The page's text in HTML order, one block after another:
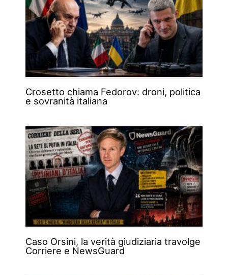
Crosetto chiama Fedorov: droni, politica
e sovranità italiana
Caso Orsini, la verità giudiziaria travolge
Corriere e NewsGuard